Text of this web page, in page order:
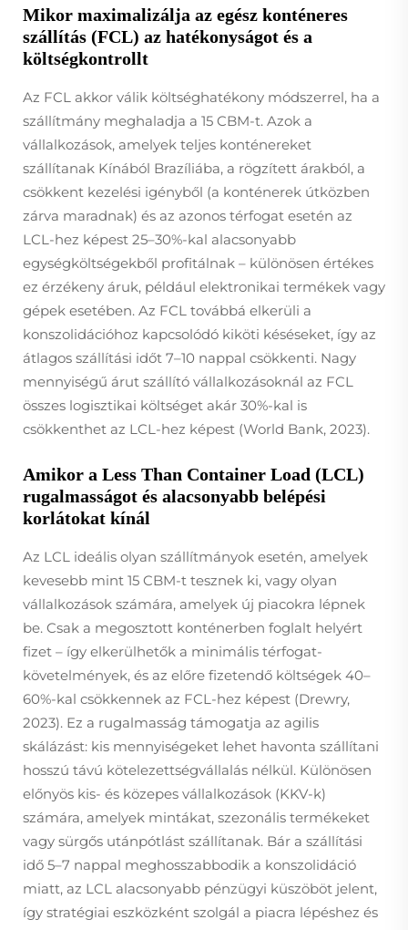
Mikor maximalizálja az egész konténeres
szállítás (FCL) az hatékonyságot és a
költségkontrollt
Az FCL akkor válik költséghatékony módszerrel, ha a
szállítmány meghaladja a 15 CBM-t. Azok a
vállalkozások, amelyek teljes konténereket
szállítanak Kínából Brazíliába, a rögzített árakból, a
csökkent kezelési igényből (a konténerek útközben
zárva maradnak) és az azonos térfogat esetén az
LCL-hez képest 25–30%-kal alacsonyabb
egységköltségekből profitálnak – különösen értékes
ez érzékeny áruk, például elektronikai termékek vagy
gépek esetében. Az FCL továbbá elkerüli a
konszolidációhoz kapcsolódó kiköti késéseket, így az
átlagos szállítási időt 7–10 nappal csökkenti. Nagy
mennyiségű árut szállító vállalkozásoknál az FCL
összes logisztikai költséget akár 30%-kal is
csökkenthet az LCL-hez képest (World Bank, 2023).
Amikor a Less Than Container Load (LCL)
rugalmasságot és alacsonyabb belépési
korlátokat kínál
Az LCL ideális olyan szállítmányok esetén, amelyek
kevesebb mint 15 CBM-t tesznek ki, vagy olyan
vállalkozások számára, amelyek új piacokra lépnek
be. Csak a megosztott konténerben foglalt helyért
fizet – így elkerülhetők a minimális térfogat-
követelmények, és az előre fizetendő költségek 40–
60%-kal csökkennek az FCL-hez képest (Drewry,
2023). Ez a rugalmasság támogatja az agilis
skálázást: kis mennyiségeket lehet havonta szállítani
hosszú távú kötelezettségvállalás nélkül. Különösen
előnyös kis- és közepes vállalkozások (KKV-k)
számára, amelyek mintákat, szezonális termékeket
vagy sürgős utánpótlást szállítanak. Bár a szállítási
idő 5–7 nappal meghosszabbodik a konszolidáció
miatt, az LCL alacsonyabb pénzügyi küszöböt jelent,
így stratégiai eszközként szolgál a piacra lépéshez és